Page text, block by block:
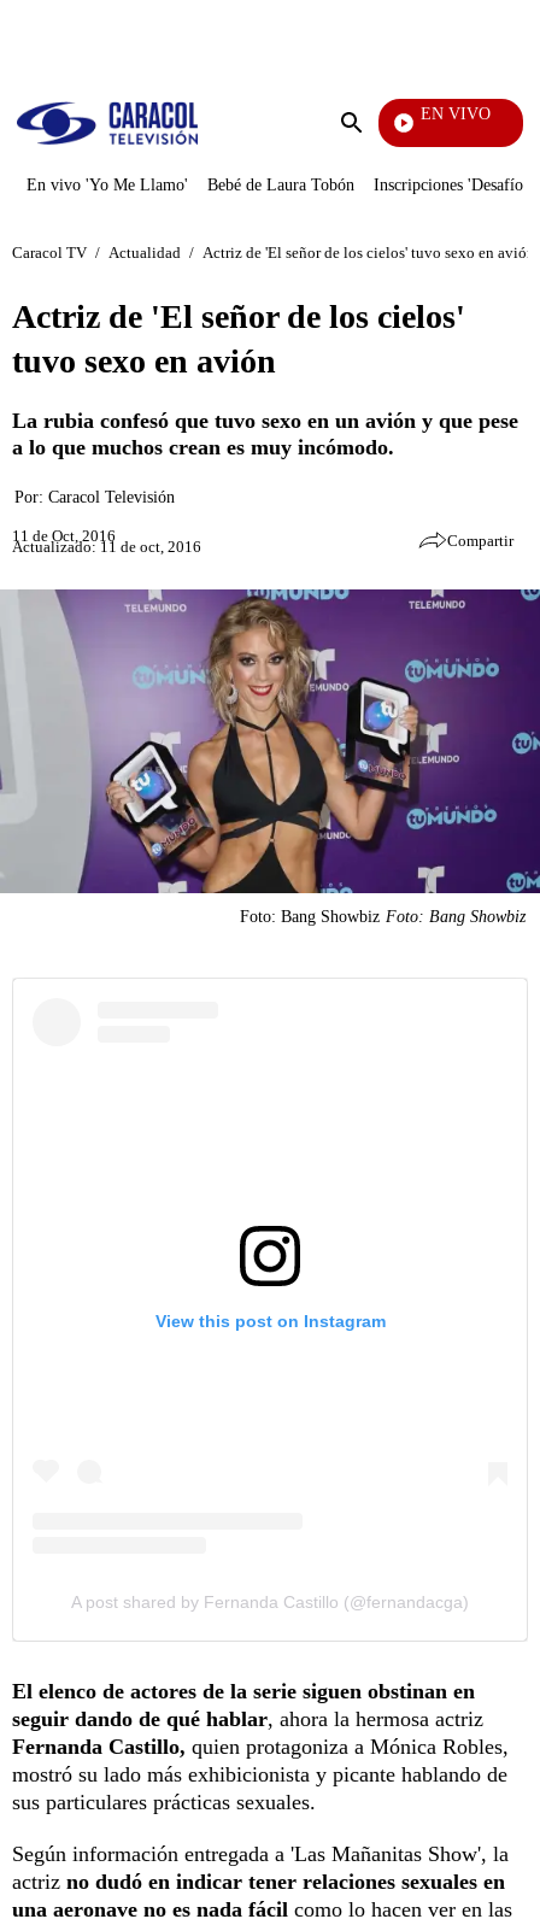
Enviar
EN VIVO
Mi
En vivo 'Yo Me Llamo' Bebé de Laura Tobón Inscripciones 'Desafío'
Caracol TV / Actualidad / Actriz de 'El señor de los cielos' tuvo sexo en avión
Actriz de 'El señor de los cielos'
tuvo sexo en avión
La rubia confesó que tuvo sexo en un avión y que pese
a lo que muchos crean es muy incómodo.
Por: Caracol Televisión
11 de Oct, 2016
Actualizado: 11 de oct, 2016 Compartir
Foto: Bang Showbiz Foto: Bang Showbiz
View this post on Instagram
A post shared by Fernanda Castillo (@fernandacga)
El elenco de actores de la serie siguen obstinan en
seguir dando de qué hablar, ahora la hermosa actriz
Fernanda Castillo, quien protagoniza a Mónica Robles,
mostró su lado más exhibicionista y picante hablando de
sus particulares prácticas sexuales.
Según información entregada a 'Las Mañanitas Show', la
actriz no dudó en indicar tener relaciones sexuales en
una aeronave no es nada fácil como lo hacen ver en las